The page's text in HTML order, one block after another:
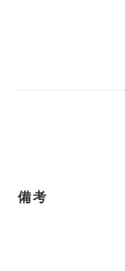
備考